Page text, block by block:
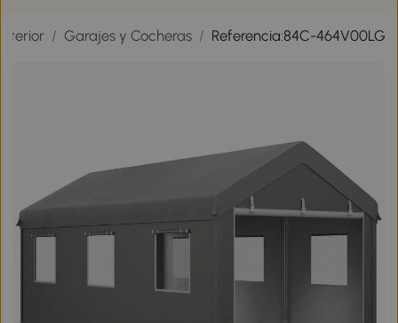
/ Garajes y Cocheras / Referencia:84C-464V00LG